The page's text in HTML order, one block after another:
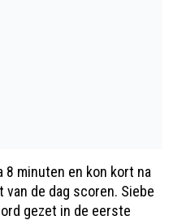
minuten en kon kort na
de dag scoren. Siebe
gezet in de eerste